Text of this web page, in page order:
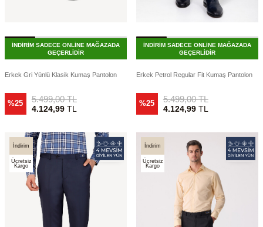
İNDİRİM SADECE ONLİNE MAĞAZADA
GEÇERLİDİR
Erkek Gri Yünlü Klasik Kumaş Pantolon
%25 5.499,00TL
4.124,99TL
İNDİRİM SADECE ONLİNE MAĞAZADA
GEÇERLİDİR
Erkek Petrol Regular Fit Kumaş Pantolon
%25 5.499,00TL
4.124,99TL
İndirim
Ücretsiz
Kargo
İndirim
Ücretsiz
Kargo